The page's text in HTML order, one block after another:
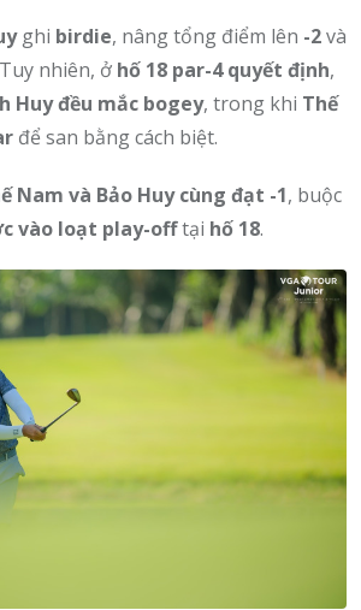
ghi birdie, nâng tổng điểm lên -2và
nhiên, ở hố 18 par-4 quyết định,
Huy đều mắc bogey, trong khi Thế
để san bằng cách biệt.
Nam và Bảo Huy cùng đạt -1, buộc
vào loạt play-offtại hố 18.